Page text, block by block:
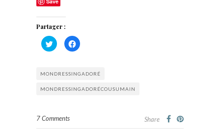
Partager :
Cliquez
pour
partager
dans
une
fenêtre)
Cliquez
pour
dans
une
fenêtre)
MONDRESSINGADORÉ
MONDRESSINGADORÉCOUSUMAIN
7 Comments Share